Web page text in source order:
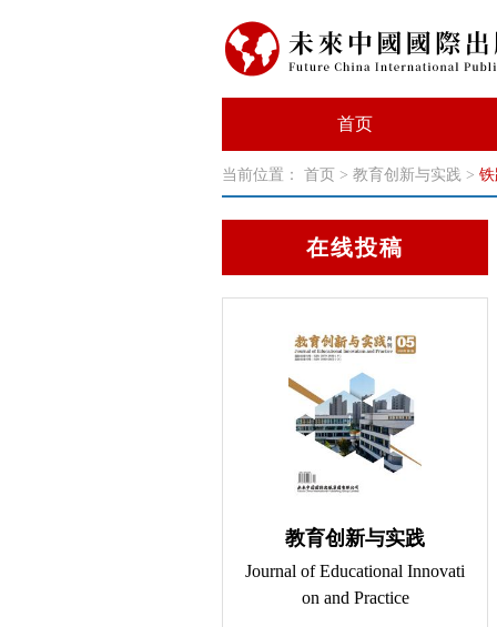
首页
当前位置： 首页 > 教育创新与实践 >
在线投稿
教育创新与实践
Journal of Educational Innovati
on and Practice